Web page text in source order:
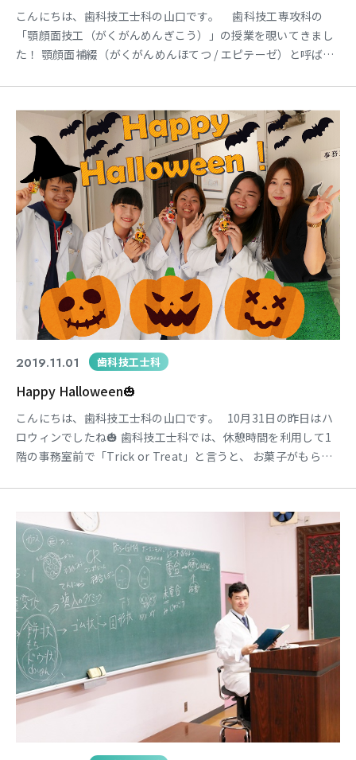
こんにちは、歯科技工士科の山口です。 歯科技工専攻科の
「顎顔面技工（がくがんめんぎこう）」の授業を覗いてきまし
た！ 顎顔面補綴（がくがんめんほてつ / エピテーゼ）と呼ばれ
ながら、前回までの授業では学生さんが自分自身の指の型を採
り、ワックス（ろう）に置き換え
2019.11.01 歯科技工士科
Happy Halloween🎃
こんにちは、歯科技工士科の山口です。 10月31日の昨日はハ
ロウィンでしたね🎃 歯科技工士科では、休憩時間を利用して1
階の事務室前で「Trick or Treat」と言うと、 お菓子がもらえ